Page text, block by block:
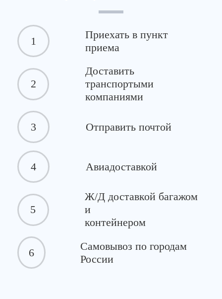
1
Приехать в пункт
приема
2
Доставить
транспортыми
компаниями
3 Отправить почтой
4 Авиадоставкой
5
Ж/Д доставкой багажом
и
контейнером
6
Самовывоз по городам
России